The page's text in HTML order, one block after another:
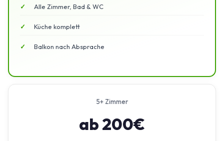
Alle Zimmer, Bad & WC
Küche komplett
Balkon nach Absprache
5+ Zimmer
ab 200€